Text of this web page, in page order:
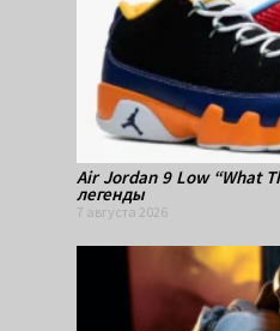
Air Jordan 9 Low “What
легенды
7 августа 2026